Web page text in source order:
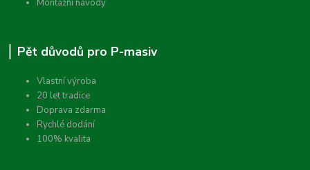
Montážní návody
Pět důvodů pro P-masiv
Vlastní výroba
20 let tradice
Doprava zdarma
Rychlé dodání
100% kvalita